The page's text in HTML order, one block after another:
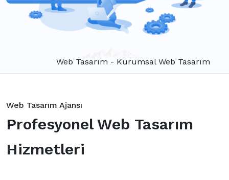
Web Tasarım - Kurumsal Web Tasarım
Web Tasarım Ajansı
Profesyonel Web Tasarım
Hizmetleri